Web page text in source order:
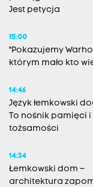
Jest petycja
15:00
"Pokazujemy
którym mało kto
14:46
Język łemkowski
To nośnik pamięci i
tożsamości
14:34
Łemkowski dom –
architektura